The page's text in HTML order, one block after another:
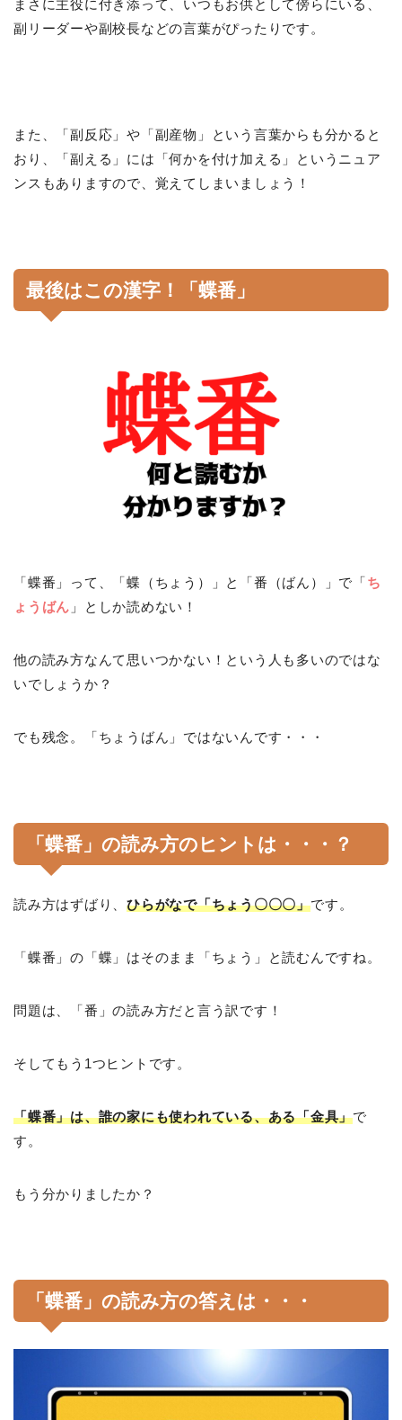
まさに主役に付き添って、いつもお供として傍らにいる、
副リーダーや副校長などの言葉がぴったりです。
また、「副反応」や「副産物」という言葉からも分かると
おり、「副える」には「何かを付け加える」というニュア
ンスもありますので、覚えてしまいましょう！
最後はこの漢字！「蝶番」
「蝶番」って、「蝶（ちょう）」と「番（ばん）」で「ち
ょうばん 」としか読めない！
他の読み方なんて思いつかない！という人も多いのではな
いでしょうか？
でも残念。「ちょうばん」ではないんです・・・
「蝶番」の読み方のヒントは・・・？
読み方はずばり、ひらがなで「ちょう〇〇〇」です。
「蝶番」の「蝶」はそのまま「ちょう」と読むんですね。
問題は、「番」の読み方だと言う訳です！
そしてもう1つヒントです。
「蝶番」は、誰の家にも使われている、ある「金具」で
す。
もう分かりましたか？
「蝶番」の読み方の答えは・・・